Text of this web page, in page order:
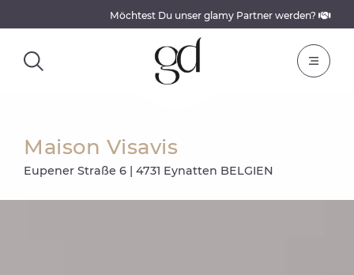
Möchtest Du unser glamy Partner werden?
Maison Visavis
Eupener Straße 6 | 4731 Eynatten BELGIEN